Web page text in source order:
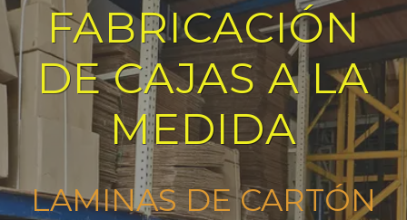
FABRICACIÓN
DE CAJAS A LA
MEDIDA
LAMINAS DE CARTÓN